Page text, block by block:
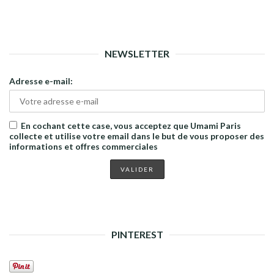
NEWSLETTER
Adresse e-mail:
En cochant cette case, vous acceptez que Umami Paris
collecte et utilise votre email dans le but de vous proposer des
informations et offres commerciales
PINTEREST